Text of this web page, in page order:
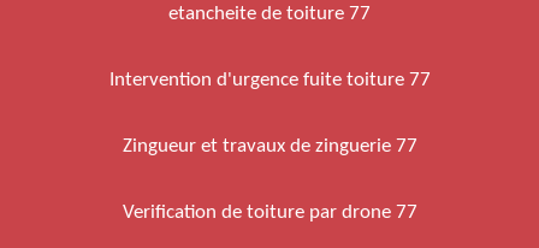
etancheite de toiture 77
Intervention d'urgence fuite toiture 77
Zingueur et travaux de zinguerie 77
Verification de toiture par drone 77